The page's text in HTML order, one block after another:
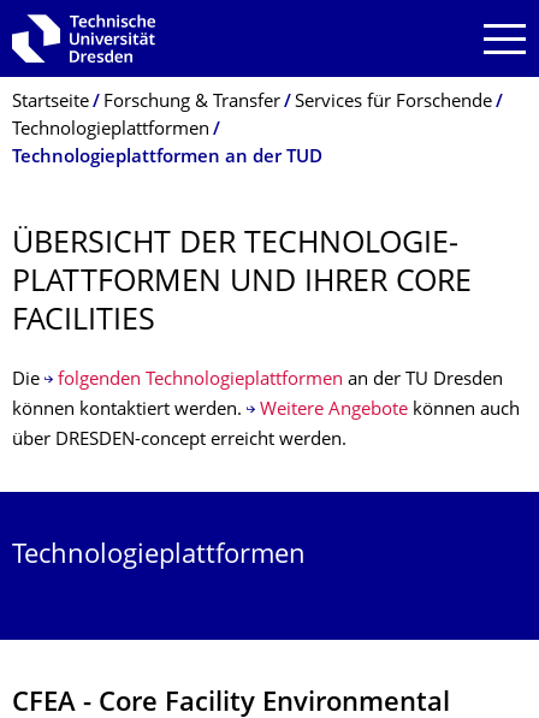
Zur Hauptnavigation springen
Zur Suche springen
Zum Inhalt springen
Breadcrumb-Menü
Startseite Forschung & Transfer
Services für Forschende
Technologieplattformen
Technologieplattformen an der TUD
ÜBERSICHT DER TECHNOLOGIE­
PLATTFORMEN UND IHRER CORE
FACILITIES
Die folgenden Technologieplattformen an der TU Dresden
können kontaktiert werden.
Weitere Angebotekönnen auch
über DRESDEN-concept erreicht werden.
Technologieplattformen
CFEA - Core Facility Environmental